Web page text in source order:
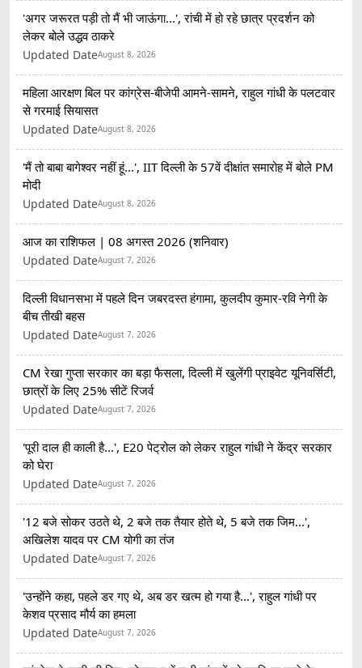
'अगर जरूरत पड़ी तो मैं भी जाऊंगा...', रांची में हो रहे छात्र प्रदर्शन को
लेकर बोले उद्धव ठाकरे
Updated DateAugust 8, 2026
महिला आरक्षण बिल पर कांग्रेस-बीजेपी आमने-सामने, राहुल गांधी के पलटवार
से गरमाई सियासत
Updated DateAugust 8, 2026
'मैं तो बाबा बागेश्वर नहीं हूं...', IIT दिल्ली के 57वें दीक्षांत समारोह में बोले PM
मोदी
Updated DateAugust 8, 2026
आज का राशिफल | 08 अगस्त 2026 (शनिवार)
Updated DateAugust 7, 2026
दिल्ली विधानसभा में पहले दिन जबरदस्त हंगामा, कुलदीप कुमार-रवि नेगी के
बीच तीखी बहस
Updated DateAugust 7, 2026
CM रेखा गुप्ता सरकार का बड़ा फैसला, दिल्ली में खुलेंगी प्राइवेट यूनिवर्सिटी,
छात्रों के लिए 25% सीटें रिजर्व
Updated DateAugust 7, 2026
'पूरी दाल ही काली है...', E20 पेट्रोल को लेकर राहुल गांधी ने केंद्र सरकार
को घेरा
Updated DateAugust 7, 2026
'12 बजे सोकर उठते थे, 2 बजे तक तैयार होते थे, 5 बजे तक जिम...',
अखिलेश यादव पर CM योगी का तंज
Updated DateAugust 7, 2026
'उन्होंने कहा, पहले डर गए थे, अब डर खत्म हो गया है...', राहुल गांधी पर
केशव प्रसाद मौर्य का हमला
Updated DateAugust 7, 2026